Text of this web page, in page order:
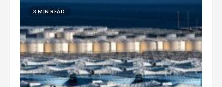
3 MIN READ